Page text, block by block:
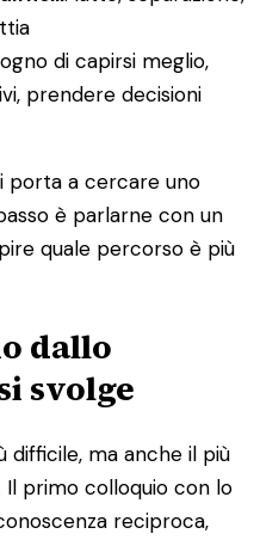
di capirsi meglio,
prendere decisioni
porta a cercare uno
è parlarne con un
quale percorso è più
dallo
svolge
difficile, ma anche il più
Il primo colloquio con lo
reciproca,